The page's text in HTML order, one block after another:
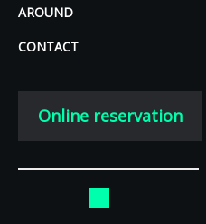
AROUND
CONTACT
Online reservation